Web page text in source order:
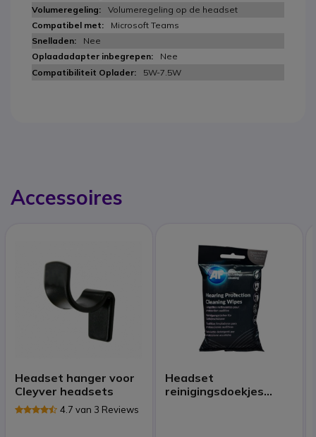
Volumeregeling op de headset
Microsoft Teams
Nee
Nee
5W-7.5W
Accessoires
Headset hanger voor
Cleyver headsets
4.7 van 3 Reviews
Headset
reinigingsdoekjes